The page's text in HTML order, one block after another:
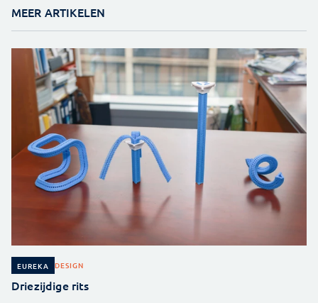
MEER ARTIKELEN
EUREKA DESIGN
Driezijdige rits